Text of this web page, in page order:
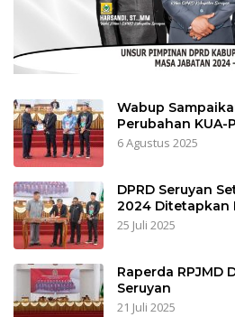
Wabup
Perubahan KUA-
6 Agustus 2025
DPRD Seruyan
2024 Ditetapkan
25 Juli 2025
Raperda RPJMD
Seruyan
21 Juli 2025